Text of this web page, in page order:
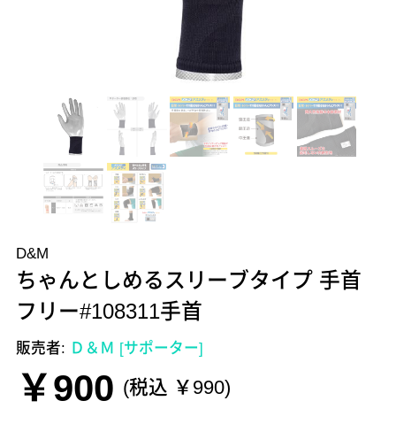
D&M
ちゃんとしめるスリーブタイプ 手首
フリー#108311手首
販売者: Ｄ＆Ｍ [サポーター]
￥900 (税込 ￥990)